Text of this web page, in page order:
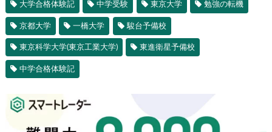
大学合格体験記 中学受験 東京大学 勉強の転機
京都大学 一橋大学 駿台予備校
東京科学大学(東京工業大学) 東進衛星予備校
中学合格体験記